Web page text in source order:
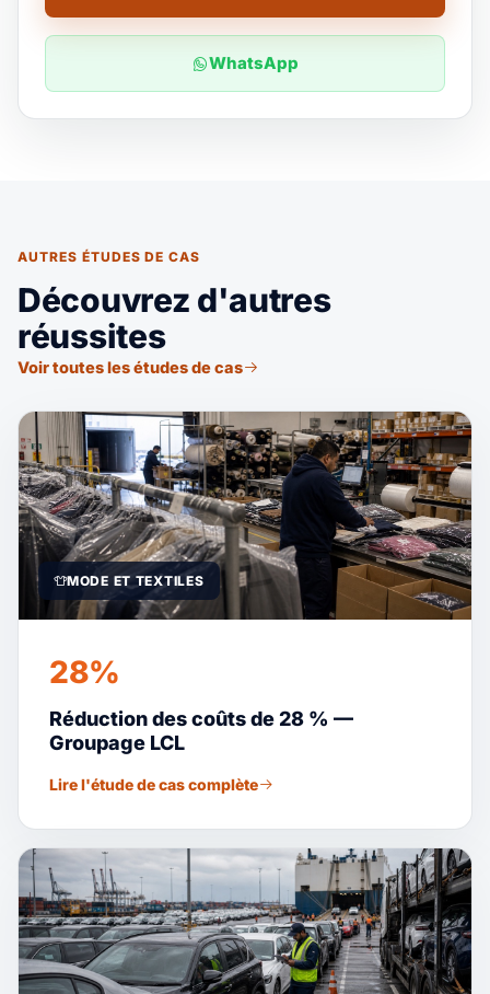
WhatsApp
AUTRES ÉTUDES DE CAS
Découvrez d'autres
réussites
Voir toutes les études de cas
MODE ET TEXTILES
28%
Réduction des coûts de 28 % —
Groupage LCL
Lire l'étude de cas complète